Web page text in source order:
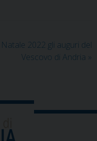
Natale 2022 gli auguri del
Vescovo di Andria »